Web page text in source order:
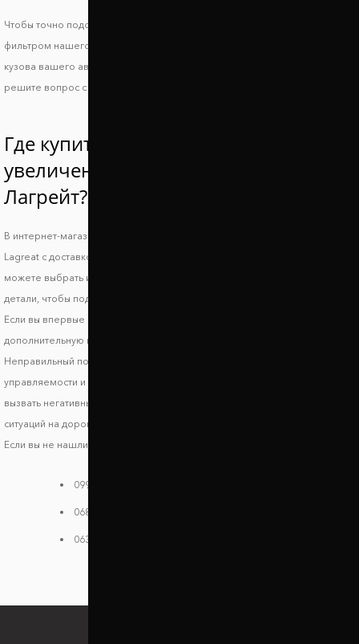
Чтобы точно подобрать проставки для Honda Lagreat, воспользуйтесь
фильтром нашего сайта или свяжитесь с менеджером и укажите ВИН
кузова вашего авто. Так вы получите идеально совместимые проставки и
решите вопрос с дорожным просветом.
Где купить проставки для
увеличения клиренса Хонда
Лагрейт?
В интернет-магазине Автопроставка можно купить проставки Honda
Lagreat с доставкой по всей территории Украины. В нашем каталоге вы
можете выбрать и заказать подходящие по форме, высоте и стоимости
детали, чтобы поднять авто и улучшить его ходовые характеристики.
Если вы впервые выбираете запчасти, обязательно получите
дополнительную консультацию, чтобы исключить риск несовместимости.
Неправильный подбор проставок может стать причиной ухудшения
управляемости и стабильности транспортного средства, что может
вызвать негативные последствия и риски возникновения опасных
ситуаций на дороге.
Если вы не нашли своей модели в каталоге, звоните нам:
099 784 38 08
068 182 48 40
063 396 33 26